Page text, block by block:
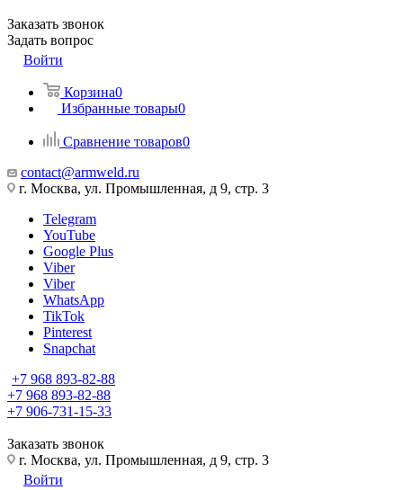
Заказать звонок
Задать вопрос
Войти
Корзина0
Избранные товары0
Сравнение товаров0
contact@armweld.ru
г. Москва, ул. Промышленная, д 9, стр. 3
Telegram
YouTube
Google Plus
Viber
Viber
WhatsApp
TikTok
Pinterest
Snapchat
+7 968 893-82-88
+7 968 893-82-88
+7 906-731-15-33
Заказать звонок
г. Москва, ул. Промышленная, д 9, стр. 3
Войти